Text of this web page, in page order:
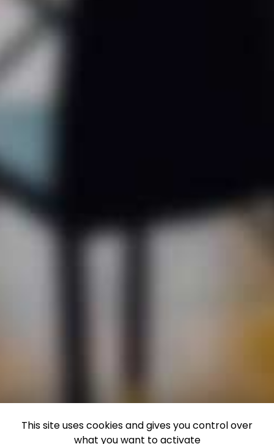
This site uses cookies and gives you control over
what you want to activate